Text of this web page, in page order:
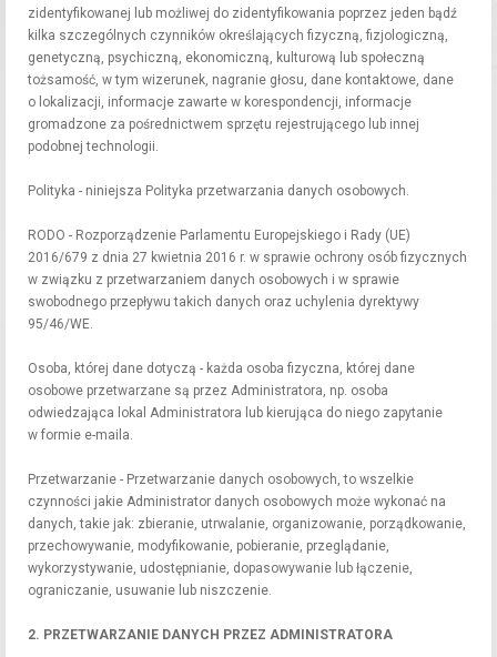
zidentyfikowanej lub możliwej do zidentyfikowania poprzez jeden bądź
kilka szczególnych czynników określających fizyczną, fizjologiczną,
genetyczną, psychiczną, ekonomiczną, kulturową lub społeczną
tożsamość, w tym wizerunek, nagranie głosu, dane kontaktowe, dane
o lokalizacji, informacje zawarte w korespondencji, informacje
gromadzone za pośrednictwem sprzętu rejestrującego lub innej
podobnej technologii.
Polityka - niniejsza Polityka przetwarzania danych osobowych.
RODO - Rozporządzenie Parlamentu Europejskiego i Rady (UE)
2016/679 z dnia 27 kwietnia 2016 r. w sprawie ochrony osób fizycznych
w związku z przetwarzaniem danych osobowych i w sprawie
swobodnego przepływu takich danych oraz uchylenia dyrektywy
95/46/WE.
Osoba, której dane dotyczą - każda osoba fizyczna, której dane
osobowe przetwarzane są przez Administratora, np. osoba
odwiedzająca lokal Administratora lub kierująca do niego zapytanie
w formie e-maila.
Przetwarzanie - Przetwarzanie danych osobowych, to wszelkie
czynności jakie Administrator danych osobowych może wykonać na
danych, takie jak: zbieranie, utrwalanie, organizowanie, porządkowanie,
przechowywanie, modyfikowanie, pobieranie, przeglądanie,
wykorzystywanie, udostępnianie, dopasowywanie lub łączenie,
ograniczanie, usuwanie lub niszczenie.
2. PRZETWARZANIE DANYCH PRZEZ ADMINISTRATORA